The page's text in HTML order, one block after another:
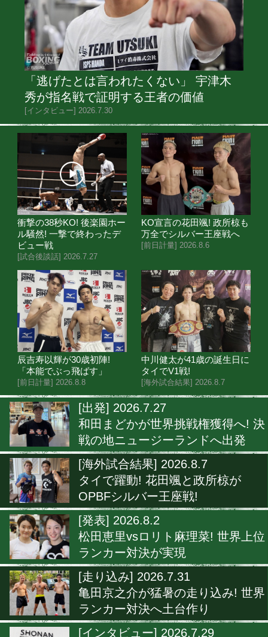
注目選手ランキング
男子選手
1位
那須川 天心
帝拳ジム
2位
吉良 大弥
志成ジム
3位
石井 武志
大橋ジム
12戦
4
坪井 智也
帝拳ジム
スーパ
5位
堤 駿斗
志成ジム
＼バージョンアップ！！／